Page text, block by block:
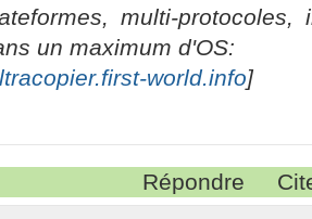
multi-protocoles,
un maximum d'OS:
world.info]
Répondre